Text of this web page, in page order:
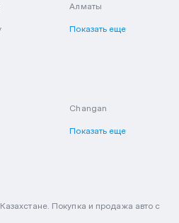
Алматы
Показать еще
Changan
Показать еще
Покупка и продажа авто с